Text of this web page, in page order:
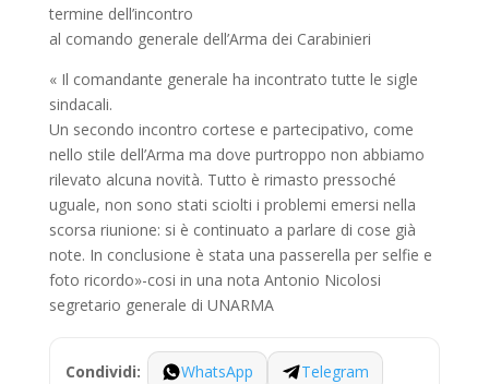
termine dell’incontro
al comando generale dell’Arma dei Carabinieri
« Il comandante generale ha incontrato tutte le sigle
sindacali.
Un secondo incontro cortese e partecipativo, come
nello stile dell’Arma ma dove purtroppo non abbiamo
rilevato alcuna novità. Tutto è rimasto pressoché
uguale, non sono stati sciolti i problemi emersi nella
scorsa riunione: si è continuato a parlare di cose già
note. In conclusione è stata una passerella per selfie e
foto ricordo»-cosi in una nota Antonio Nicolosi
segretario generale di UNARMA
Condividi: WhatsApp
Telegram